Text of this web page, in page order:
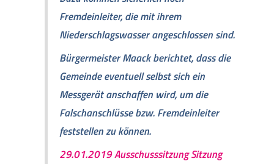
Fremdeinleiter, die mit ihrem
Niederschlagswasser angeschlossen sind.
Bürgermeister Maack berichtet, dass die
Gemeinde eventuell selbst sich ein
Messgerät anschaffen wird, um die
Falschanschlüsse bzw. Fremdeinleiter
feststellen zu können.
29.01.2019 Ausschusssitzung Sitzung